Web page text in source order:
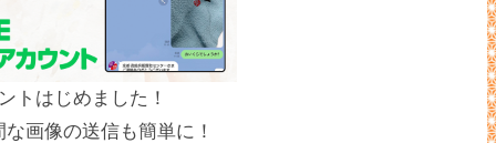
トはじめました！
画像の送信も簡単に！